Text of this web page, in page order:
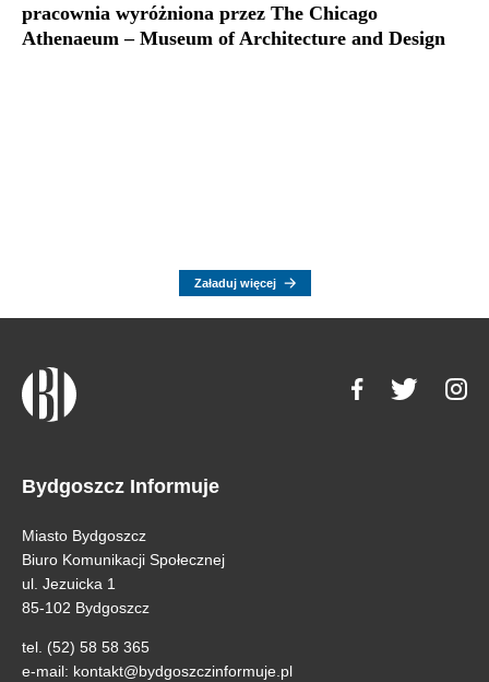
pracownia wyróżniona przez The Chicago
Athenaeum – Museum of Architecture and Design
Załaduj więcej
Bydgoszcz Informuje
Miasto Bydgoszcz
Biuro Komunikacji Społecznej
ul. Jezuicka 1
85-102 Bydgoszcz
tel. (52) 58 58 365
e-mail: kontakt@bydgoszczinformuje.pl